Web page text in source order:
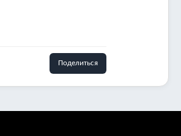
Поделиться